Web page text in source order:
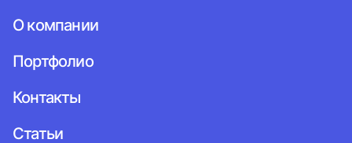
О компании
Портфолио
Контакты
Статьи